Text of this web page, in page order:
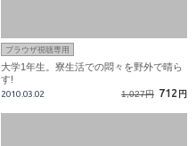
ブラウザ視聴専用
大学1年生。寮生活での悶々を野外で晴ら
す!
2010.03.02 1,027円 712 円